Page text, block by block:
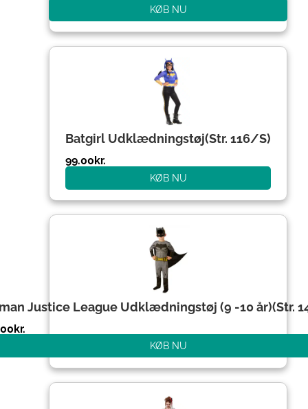
KØB NU
Batgirl Udklædningstøj(Str. 116/S)
99.00kr.
KØB NU
Justice League Udklædningstøj (9 -10 år)(Str.
kr.
KØB NU